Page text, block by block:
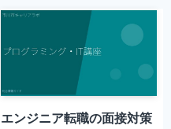
エンジニア転職の面接対策